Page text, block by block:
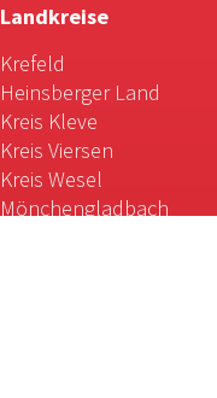
Landkreise
Krefeld
Heinsberger Land
Kreis Kleve
Kreis Viersen
Kreis Wesel
Mönchengladbach